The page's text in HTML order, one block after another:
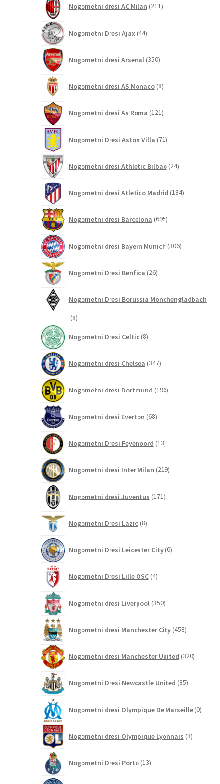
Nogometni dresi AC Milan 211izdelkov
Nogometni Dresi Ajax 44izdelkov
Nogometni dresi Arsenal 350izdelkov
Nogometni dresi AS Monaco 8izdelkov
Nogometni dresi As Roma 121izdelkov
Nogometni Dresi Aston Villa 71izdelkov
Nogometni dresi Athletic Bilbao 24izdelkov
Nogometni dresi Atletico Madrid 184izdelkov
Nogometni dresi Barcelona 695izdelkov
Nogometni dresi Bayern Munich 306izdelkov
Nogometni Dresi Benfica 26izdelkov
Nogometni Dresi Borussia Monchengladbach
88
Nogometni Dresi Celtic 8izdelkov
Nogometni dresi Chelsea 347izdelkov
Nogometni dresi Dortmund 196izdelkov
Nogometni dresi Everton 68izdelkov
Nogometni Dresi Feyenoord 13izdelkov
Nogometni dresi Inter Milan 219izdelkov
Nogometni dresi Juventus 171izdelkov
Nogometni Dresi Lazio 8izdelkov
Nogometni Dresi Leicester City 0izdelkov
Nogometni Dresi Lille OSC 4izdelki
Nogometni dresi Liverpool 350izdelkov
Nogometni dresi Manchester City 458izdelkov
Nogometni dresi Manchester United 320izdelkov
Nogometni Dresi Newcastle United 85izdelkov
Nogometni dresi Olympique De Marseille 0
Nogometni dresi Olympique Lyonnais 3izdelki
Nogometni Dresi Porto 13izdelkov